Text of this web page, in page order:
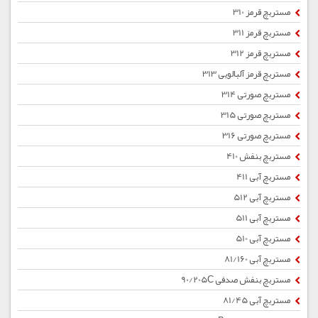
مستربچ قرمز 310
مستربچ قرمز 311
مستربچ قرمز 312
مستربچ قرمز آلبالویی 313
مستربچ صورتی 314
مستربچ صورتی 315
مستربچ صورتی 316
مستربچ بنفش 410
مستربچ آبی 411
مستربچ آبی 512
مستربچ آبی 511
مستربچ آبی 510
مستربچ آبی 81/160
مستربچ بنفش صدفی 90/205C
مستربچ آبی 81/45